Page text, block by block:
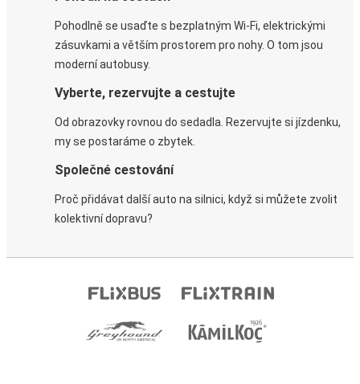
Pohodlně se usaďte s bezplatným Wi-Fi, elektrickými
zásuvkami a větším prostorem pro nohy. O tom jsou
moderní autobusy.
Vyberte, rezervujte a cestujte
Od obrazovky rovnou do sedadla. Rezervujte si jízdenku,
my se postaráme o zbytek.
Společné cestování
Proč přidávat další auto na silnici, když si můžete zvolit
kolektivní dopravu?